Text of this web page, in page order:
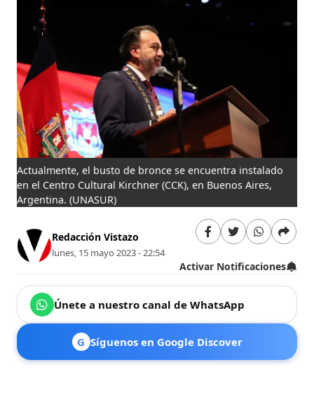
Actualmente, el busto de bronce se encuentra instalado
en el Centro Cultural Kirchner (CCK), en Buenos Aires,
Argentina.(UNASUR)
Redacción Vistazo
lunes, 15 mayo 2023 - 22:54
Activar Notificaciones
Únete a nuestro canal de WhatsApp
G Síguenos en Google Discover